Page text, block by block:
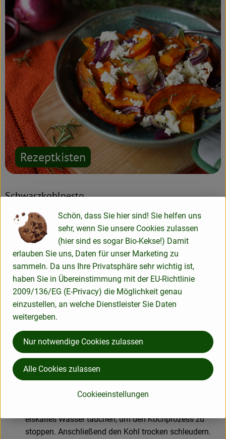
Rezeptkisten
Schwarzkohlpesto
Zutaten
400 g Schwarzkohl
3 Knoblauchzehen
3 EL Pinienkerne
Zitronenschale einer halben Zitrone
65 g würziger Hartkäse
etwa 5 EL Olivenöl
Salz & Pfeffer
optional Chili-Flocken
Zubereitung
Die Schwarzkohlblätter von den dicken Rippen lösen
und in einem Topf mit kochendem Wasser 2 Minuten
eiskaltes Wasser tauchen, um den Kochprozess zu
stoppen. Anschließend den Kohl trocken schleudern.
Schön, dass Sie hier sind! Sie helfen uns
sehr, wenn Sie unsere Cookies zulassen
(hier sind es sogar Bio-Kekse!) Damit
erlauben Sie uns, Daten für unser Marketing zu
sammeln. Da uns Ihre Privatsphäre sehr wichtig ist,
haben Sie in Übereinstimmung mit der EU-Richtlinie
2009/136/EG (E-Privacy) die Möglichkeit genau
einzustellen, an welche Dienstleister Sie Daten
weitergeben.
Cookieeinstellungen
Nur notwendige Cookies zulassen
Alle Cookies zulassen